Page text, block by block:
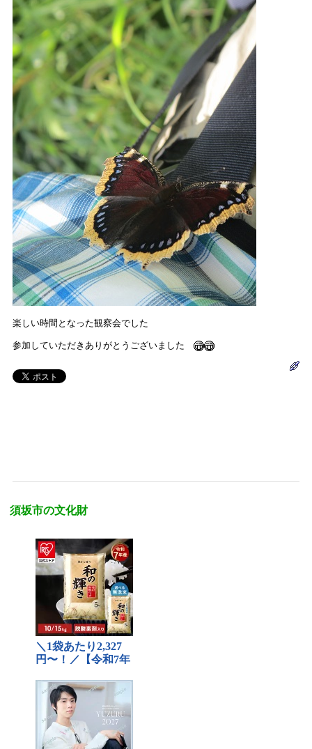
楽しい時間となった観察会でした
参加していただきありがとうございました
須坂市の文化財